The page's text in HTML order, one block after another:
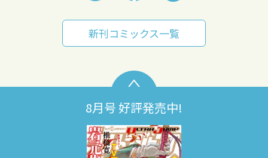
新刊コミックス一覧
8月号 好評発売中!